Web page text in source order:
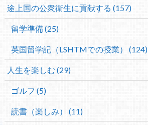
途上国の公衆衛生に貢献する (157)
留学準備 (25)
英国留学記（LSHTMでの授業） (124)
人生を楽しむ (29)
ゴルフ (5)
読書（楽しみ） (11)